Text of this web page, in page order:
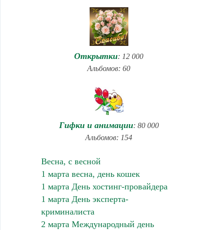
Открытки: 12 000
Альбомов: 60
Гифки и анимации: 80 000
Альбомов: 154
Весна, с весной
1 марта весна, день кошек
1 марта День хостинг-провайдера
1 марта День эксперта-
криминалиста
2 марта Международный день